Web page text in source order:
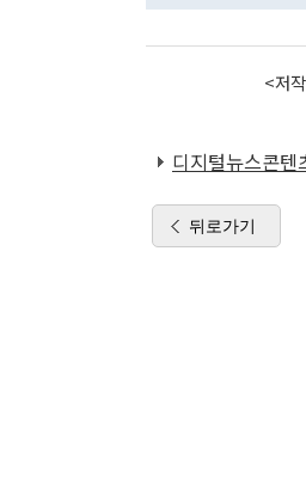
<저
디지털뉴스콘텐
뒤로가기